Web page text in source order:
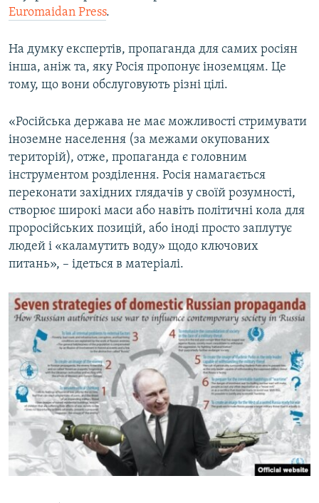
Euromaidan Press.
На думку експертів, пропаганда для самих росіян
інша, аніж та, яку Росія пропонує іноземцям. Це
тому, що вони обслуговують різні цілі.
«Російська держава не має можливості стримувати
іноземне населення (за межами окупованих
територій), отже, пропаганда є головним
інструментом розділення. Росія намагається
переконати західних глядачів у своїй розумності,
створює широкі маси або навіть політичні кола для
проросійських позицій, або іноді просто заплутує
людей і «каламутить воду» щодо ключових
питань», – ідеться в матеріалі.